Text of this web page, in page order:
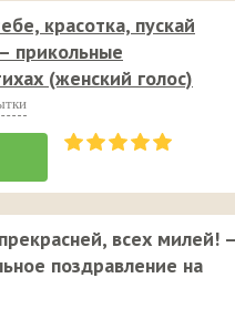
красотка, пускай
прикольные
(женский голос)
всех милей! –
поздравление на